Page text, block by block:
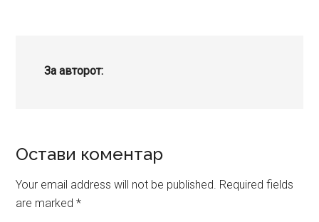
За авторот:
Reader
Interactions
Остави коментар
Your email address will not be published. Required fields
are marked*